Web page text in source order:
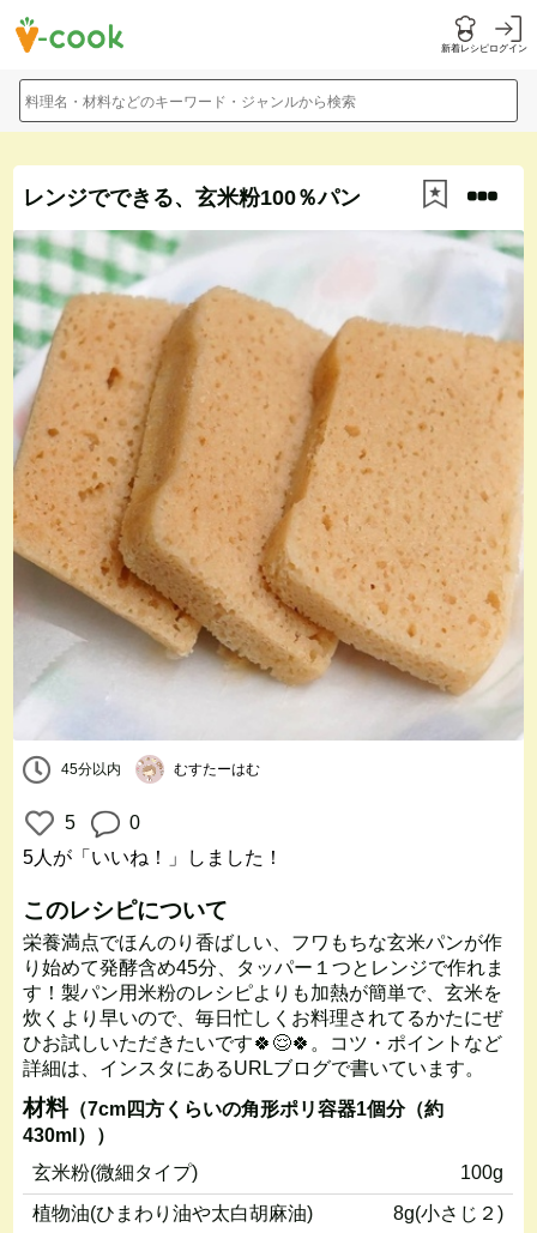
新着レシピログイン
料理名・材料などのキーワード・ジャンルから検索
レンジでできる、玄米粉100％パン
45分以内 むすたーはむ
5
0
5人 が「いいね！」しました！
このレシピについて
栄養満点でほんのり香ばしい、フワもちな玄米パンが作
り始めて発酵含め45分、タッパー１つとレンジで作れま
す！製パン用米粉のレシピよりも加熱が簡単で、玄米を
炊くより早いので、毎日忙しくお料理されてるかたにぜ
ひお試しいただきたいです🍀😌🍀。コツ・ポイントなど
詳細は、インスタにあるURLブログで書いています。
材料（7cm四方くらいの角形ポリ容器1個分（約
430ml））
玄米粉(微細タイプ)
100g
植物油(ひまわり油や太白胡麻油)
8g(小さじ２)